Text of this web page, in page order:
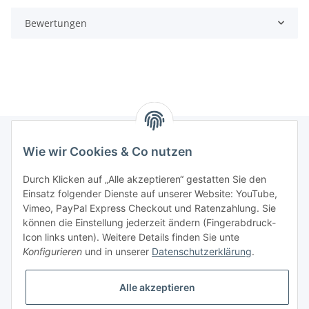
Bewertungen
Gesetzliche Informationen
Vertrag widerrufen
Wie wir Cookies & Co nutzen
Durch Klicken auf „Alle akzeptieren“ gestatten Sie den
Einsatz folgender Dienste auf unserer Website: YouTube,
Vimeo, PayPal Express Checkout und Ratenzahlung. Sie
können die Einstellung jederzeit ändern (Fingerabdruck-
Icon links unten). Weitere Details finden Sie unte
Konfigurieren und in unserer Datenschutzerklärung.
Alle akzeptieren